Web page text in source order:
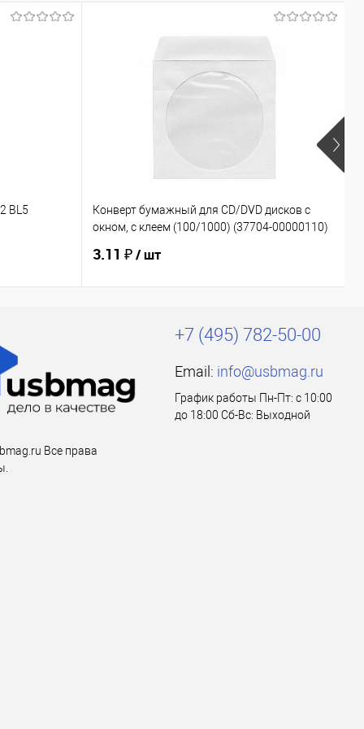
BL5
Конверт бумажный для CD/DVD дисков с
окном, с клеем (100/1000) (37704-00000110)
3.11 ₽/ шт
Все права
+7 (495) 782-50-00
Email: info@usbmag.ru
График работы Пн-Пт: с 10:00
до 18:00 Сб-Вс: Выходной